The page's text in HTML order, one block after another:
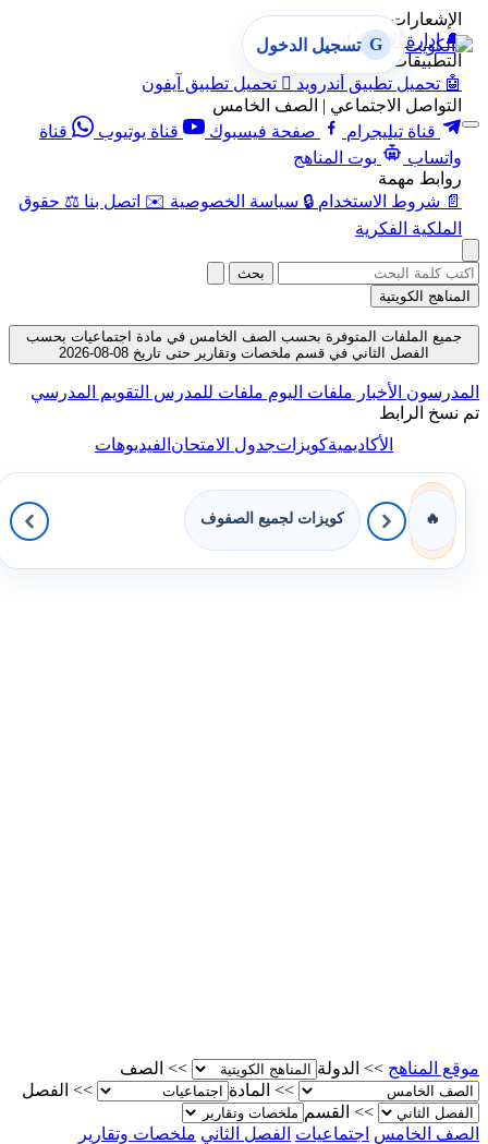
الإشعارات
🔔 إدارة الإشعارات
التطبيقات
🤖 تحميل تطبيق أندرويد  تحميل تطبيق آيفون
التواصل الاجتماعي | الصف الخامس
قناة تيليجرام
صفحة فيسبوك قناة يوتيوب
قناة
واتساب
بوت المناهج
روابط مهمة
📄 شروط الاستخدام 🔒 سياسة الخصوصية ✉️ اتصل بنا ⚖️ حقوق
الملكية الفكرية
G تسجيل الدخول
بحث
المناهج الكويتية
جميع الملفات المتوفرة بحسب الصف الخامس في مادة اجتماعيات بحسب
الفصل الثاني في قسم ملخصات وتقارير حتى تاريخ 08-08-2026
المدرسون الأخبار ملفات اليوم ملفات للمدرس التقويم المدرسي
تم نسخ الرابط
الأكاديميةكويزاتجدول الامتحانالفيديوهات
🔥 كويزات لجميع الصفوف
موقع المناهج >> الدولة >>
الصف
>>
المادة >>
الفصل
>>
القسم
الصف الخامس
اجتماعيات الفصل الثاني ملخصات وتقارير